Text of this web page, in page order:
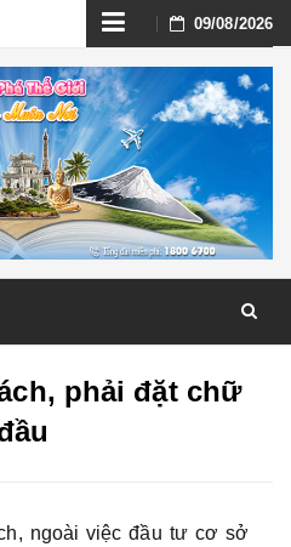
Skip
to
content
09/08/2026
phải đặt chữ
ngoài việc đầu tư cơ sở